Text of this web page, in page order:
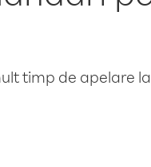
timp de apelare